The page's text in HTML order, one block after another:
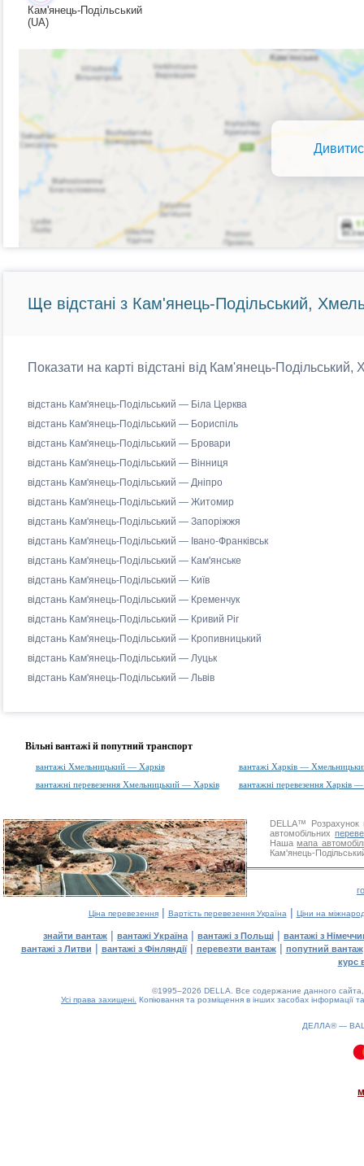
Кам'янець-Подільський
(UA)
Ще відстані з Кам'янець-Подільський,
Показати на карті відстані від Кам'янець-
відстань Кам'янець-Подільський — Біла Церква
відстань Кам'янець-Подільський — Бориспіль
відстань Кам'янець-Подільський — Бровари
відстань Кам'янець-Подільський — Вінниця
відстань Кам'янець-Подільський — Дніпро
відстань Кам'янець-Подільський — Житомир
відстань Кам'янець-Подільський — Запоріжжя
відстань Кам'янець-Подільський — Івано-Франківськ
відстань Кам'янець-Подільський — Кам'янське
відстань Кам'янець-Подільський — Київ
відстань Кам'янець-Подільський — Кременчук
відстань Кам'янець-Подільський — Кривий Ріг
відстань Кам'янець-Подільський — Кропивницький
відстань Кам'янець-Подільський — Луцьк
відстань Кам'янець-Подільський — Львів
Вільні вантажі й попутний транспорт
вантажі Хмельницький — Харків
вантажі Харків —
вантажні перевезення Хмельницький — Харків
вантажні перевезення Харків
DELLA™
Розрахунок
автомобільних
Нашамапа
Кам'янець-
Ціна перевезення| Вартість перевезення Україна | Ціни на
знайти вантаж | вантажі Україна | вантажі з Польщі | вантажі з
вантажі з Литви | вантажі з Фінляндії| перевезти вантаж| попутний вантаж
курс
©1995–2026 DELLA. Все содержание данного
Усі права захищені. Копіювання та розміщення в інших засобах інформації
ДЕЛЛА® —